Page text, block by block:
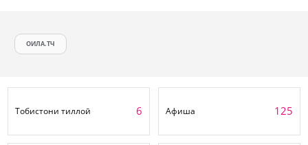
ОИЛА.ТЧ
Тобистони тиллоӣ 6 Афиша 125